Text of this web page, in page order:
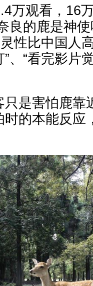
万观看，16
良的鹿是神
性比中国人
、“看完影片
是害怕鹿靠
的本能反应